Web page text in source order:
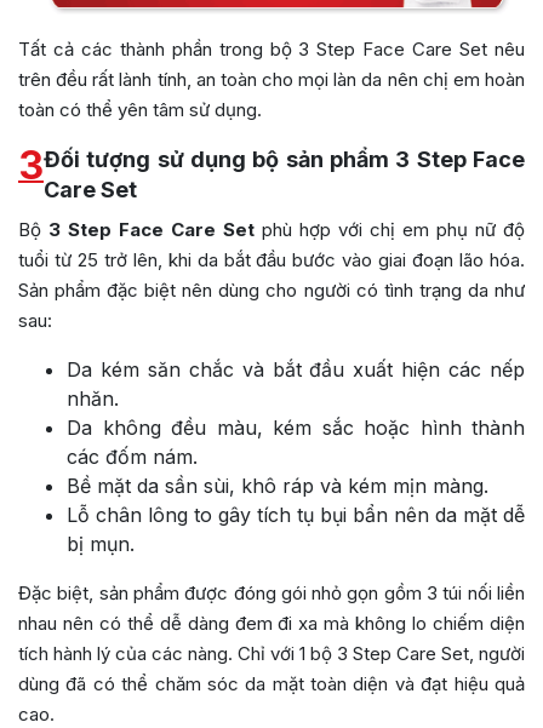
Tất cả các thành phần trong bộ 3 Step Face Care Set nêu
trên đều rất lành tính, an toàn cho mọi làn da nên chị em hoàn
toàn có thể yên tâm sử dụng.
3Đối tượng sử dụng bộ sản phẩm 3 Step Face
Care Set
Bộ 3 Step Face Care Set phù hợp với chị em phụ nữ độ
tuổi từ 25 trở lên, khi da bắt đầu bước vào giai đoạn lão hóa.
Sản phẩm đặc biệt nên dùng cho người có tình trạng da như
sau:
Da kém săn chắc và bắt đầu xuất hiện các nếp
nhăn.
Da không đều màu, kém sắc hoặc hình thành
các đốm nám.
Bề mặt da sần sùi, khô ráp và kém mịn màng.
Lỗ chân lông to gây tích tụ bụi bẩn nên da mặt dễ
bị mụn.
Đặc biệt, sản phẩm được đóng gói nhỏ gọn gồm 3 túi nối liền
nhau nên có thể dễ dàng đem đi xa mà không lo chiếm diện
tích hành lý của các nàng. Chỉ với 1 bộ 3 Step Care Set, người
dùng đã có thể chăm sóc da mặt toàn diện và đạt hiệu quả
cao.